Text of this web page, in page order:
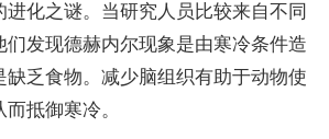
化之谜。当研究人员比较来自不同
们发现德赫内尔现象是由寒冷条件造
缺乏食物。减少脑组织有助于动物使
抵御寒冷。